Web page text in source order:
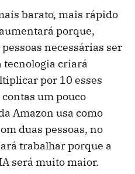
barato, mais rápido
porque,
necessárias ser
tecnologia criará
por 10 esses
contas um pouco
Amazon usa como
duas pessoas, no
trabalhar porque a
será muito maior.